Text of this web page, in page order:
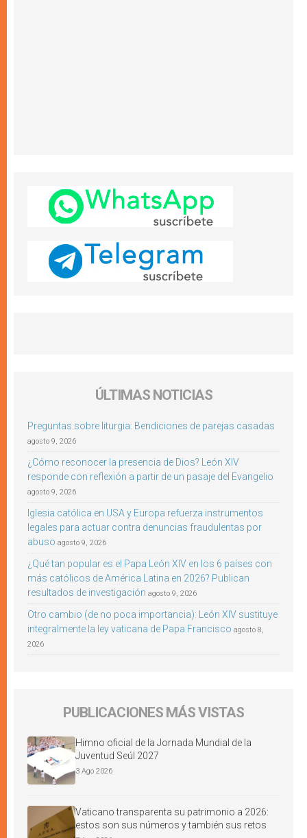
ÚLTIMAS NOTICIAS
Preguntas sobre liturgia: Bendiciones de parejas casadas
agosto 9, 2026
¿Cómo reconocer la presencia de Dios? León XIV
responde con reflexión a partir de un pasaje del Evangelio
agosto 9, 2026
Iglesia católica en USA y Europa refuerza instrumentos
legales para actuar contra denuncias fraudulentas por
abuso agosto 9, 2026
¿Qué tan popular es el Papa León XIV en los 6 países con
más católicos de América Latina en 2026? Publican
resultados de investigación agosto 9, 2026
Otro cambio (de no poca importancia): León XIV sustituye
integralmente la ley vaticana de Papa Francisco agosto 8,
2026
PUBLICACIONES MÁS VISTAS
Himno oficial de la Jornada Mundial de la
Juventud Seúl 2027
3 Ago 2026
Vaticano transparenta su patrimonio a 2026:
estos son sus números y también sus retos